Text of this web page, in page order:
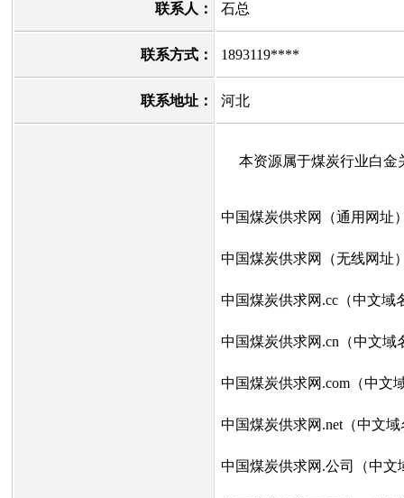
联系人： 石总
联系方式： 1893119****
联系地址： 河北
本资源属于煤炭行业白金
中国煤炭供求网（通用网址
中国煤炭供求网（无线网址
中国煤炭供求网.cc（中文域
中国煤炭供求网.cn（中文域
中国煤炭供求网.com（中文
中国煤炭供求网.net（中文域
中国煤炭供求网.公司（中文